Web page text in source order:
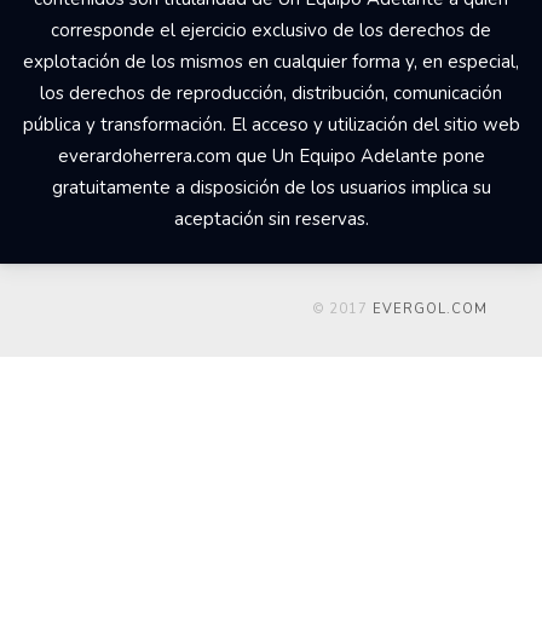
corresponde el ejercicio exclusivo de los derechos de
explotación de los mismos en cualquier forma y, en especial,
los derechos de reproducción, distribución, comunicación
pública y transformación. El acceso y utilización del sitio web
everardoherrera.com que Un Equipo Adelante pone
gratuitamente a disposición de los usuarios implica su
aceptación sin reservas.
© 2017 EVERGOL.COM